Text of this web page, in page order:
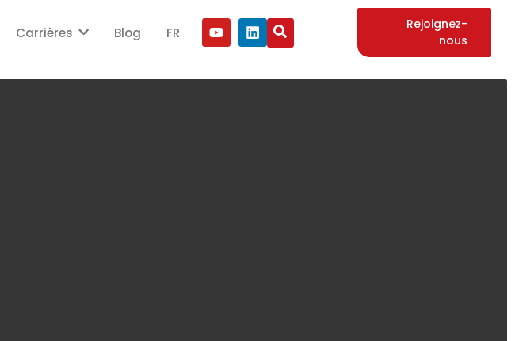
Carrières Blog FR
Rejoignez-
nous